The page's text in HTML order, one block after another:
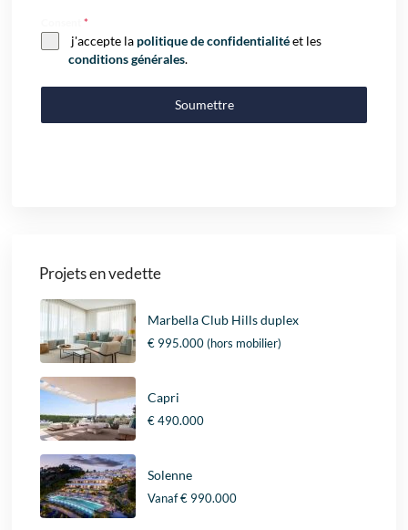
Consent*
j'accepte la politique de confidentialitéet les
conditions générales.
Soumettre
Projets en vedette
Marbella Club Hills duplex
€ 995.000(hors mobilier)
Capri
€ 490.000
Solenne
Vanaf€ 990.000